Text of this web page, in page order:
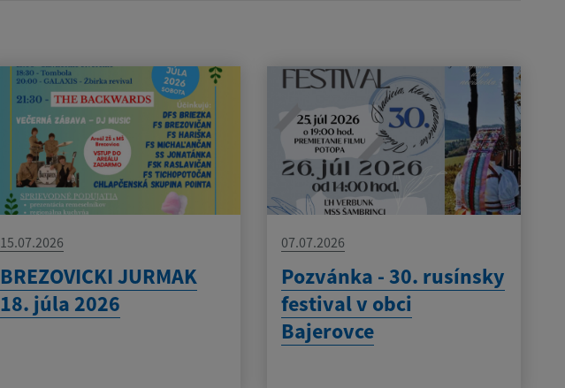
15.07.2026
BREZOVICKI JURMAK
18. júla 2026
07.07.2026
Pozvánka - 30. rusínsky
festival v obci
Bajerovce